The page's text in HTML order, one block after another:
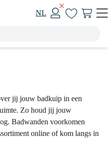
NL
jij jouw badkuip in een
Zo houd jij jouw
Badwanden voorkomen
online of kom langs in